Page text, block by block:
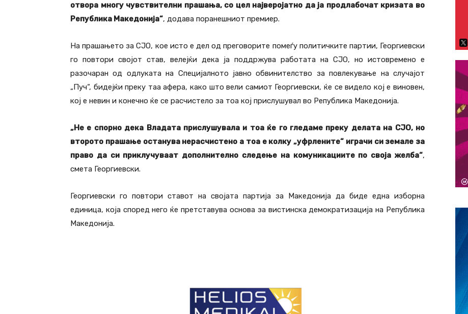
отвора многу чувствителни прашања, со цел најверојатно да ја продлабочат кризата во
Република Македонија“, додава поранешниот премиер.
На прашањето за СЈО, кое исто е дел од преговорите помеѓу политичките партии, Георгиевски
го повтори својот став, велејќи дека ја поддржува работата на СЈО, но истовремено е
разочаран од одлуката на Специјалното јавно обвинителство за повлекување на случајот
„Пуч“, бидејќи преку таа афера, како што вели самиот Георгиевски, ќе се видело кој е виновен,
кој е невин и конечно ќе се расчистело за тоа кој прислушувал во Република Македонија.
„Не е спорно дека Владата прислушувала и тоа ќе го гледаме преку делата на СЈО, но
второто прашање останува нерасчистено а тоа е колку „уфрлените“ играчи си земале за
право да си приклучуваат дополнително следење на комуникациите по своја желба“,
смета Георгиевски.
Георгиевски го повтори ставот на својата партија за Македонија да биде една изборна
единица, која според него ќе претставува основа за вистинска демократизација на Република
Македонија.